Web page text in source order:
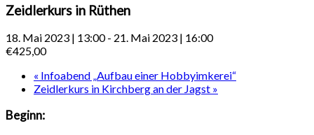
Zeidlerkurs in Rüthen
18. Mai 2023 | 13:00- 21. Mai 2023 | 16:00
€425,00
« Infoabend „Aufbau einer Hobbyimkerei“
Zeidlerkurs in Kirchberg an der Jagst »
Beginn: